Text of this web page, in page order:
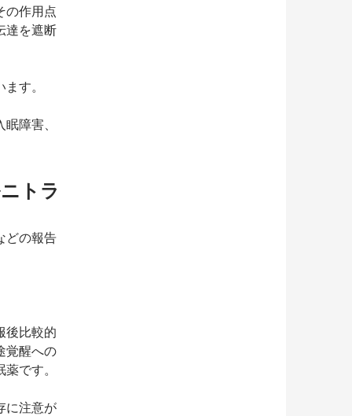
の作用点
達を遮断
す。
障害、
トラ
どの報告
後比較的
覚醒への
です。
に注意が